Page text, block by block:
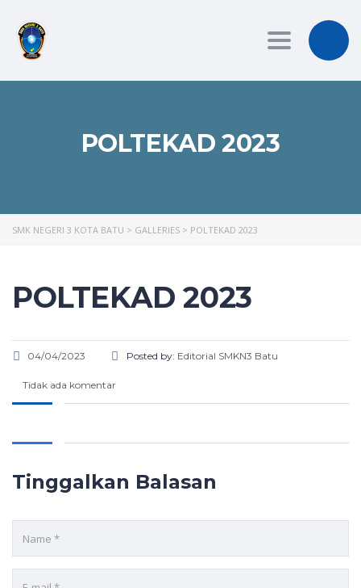
Toggle
POLTEKAD 2023
SMK NEGERI 3 KOTA BATU > GALLERIES > POLTEKAD 2023
POLTEKAD 2023
04/04/2023 Posted by: Editorial SMKN3 Batu
Tidak ada komentar
Tinggalkan Balasan